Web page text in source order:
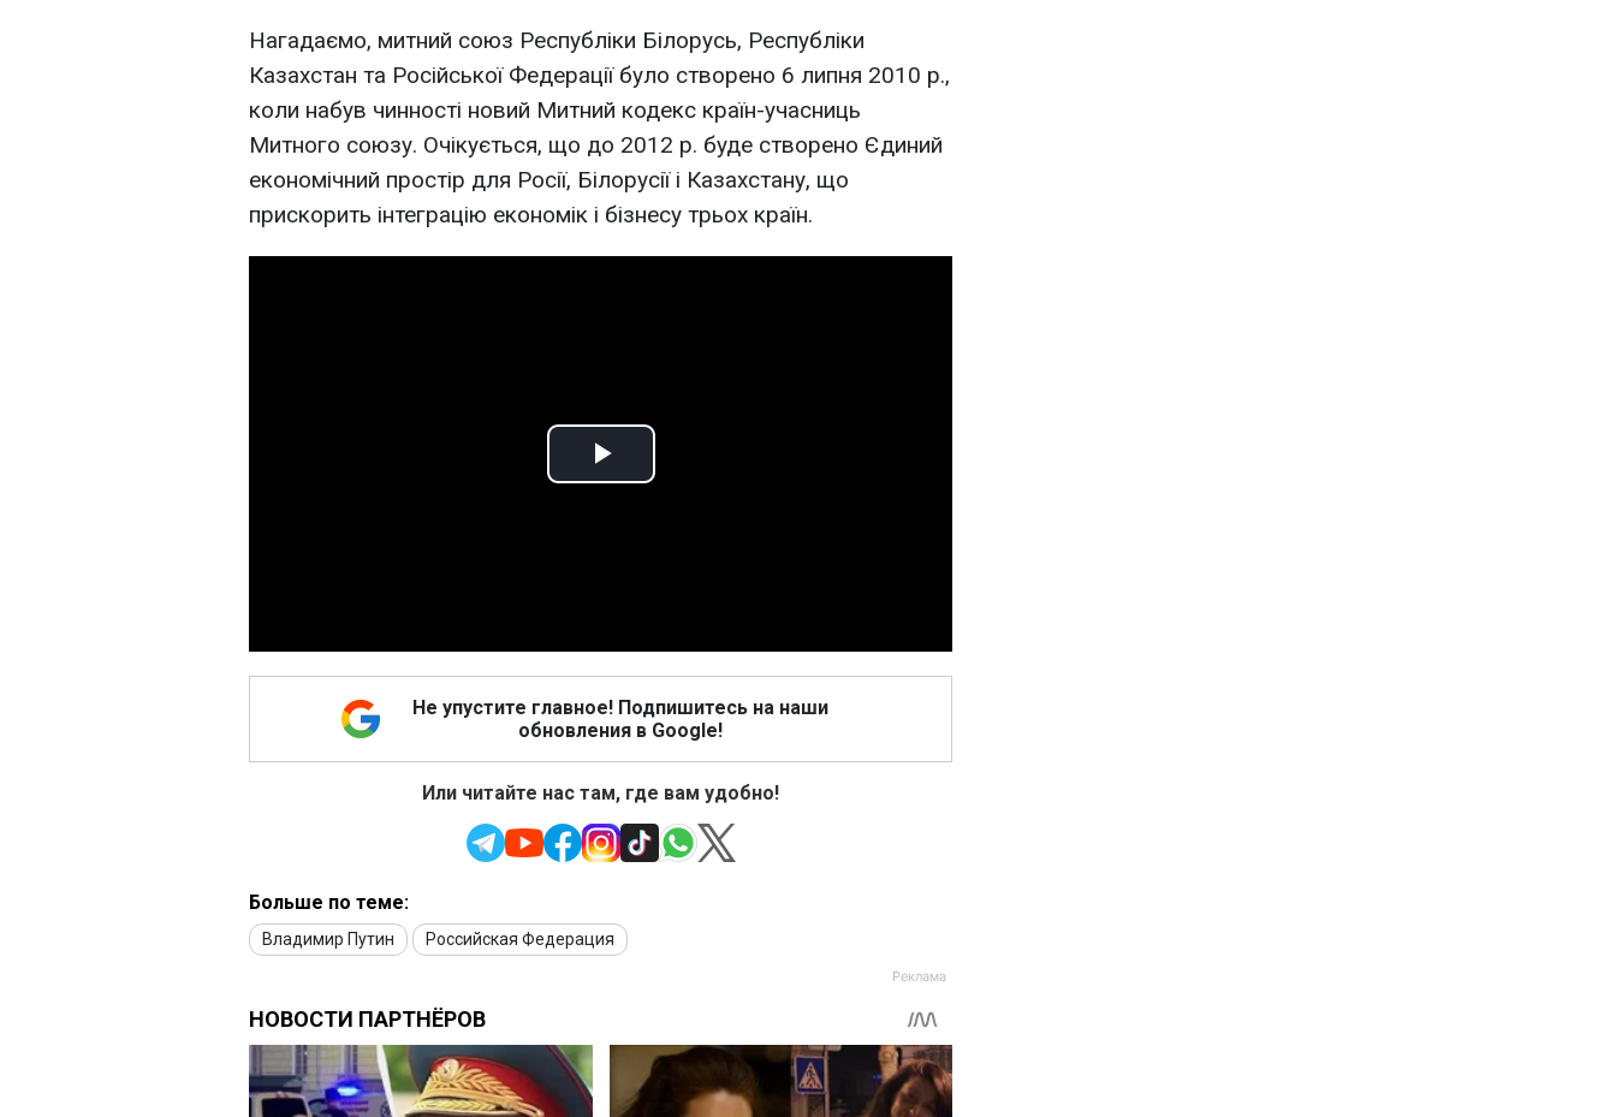
Нагадаємо, митний союз Республіки Білорусь, Республіки
Казахстан та Російської Федерації було створено 6 липня 2010 р.,
коли набув чинності новий Митний кодекс країн-учасниць
Митного союзу. Очікується, що до 2012 р. буде створено Єдиний
економічний простір для Росії, Білорусії і Казахстану, що
прискорить інтеграцію економік і бізнесу трьох країн.
Play
Не упустите главное! Подпишитесь на наши
обновления в Google!
Или читайте нас там, где вам удобно!
Больше по теме:
Владимир Путин Российская Федерация